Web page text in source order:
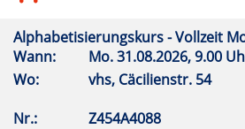
Alphabetisierungskurs - Vollzeit
Wann:
Mo.31.08.2026, 9.00
Wo:
vhs, Cäcilienstr. 54
Nr.:
Z454A4088